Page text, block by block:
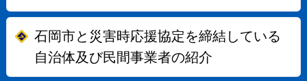
石岡市と災害時応援協定を締結している
自治体及び民間事業者の紹介